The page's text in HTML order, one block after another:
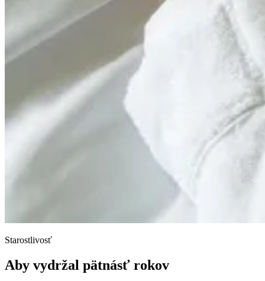
Starostlivosť
Aby vydržal pätnásť rokov